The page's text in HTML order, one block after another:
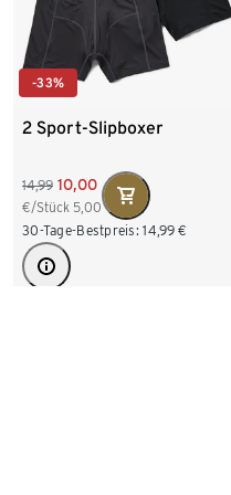
-33%
2 Sport-Slipboxer
14,99 10,00
€/Stück 5,00
30-Tage-Bestpreis: 14,99 €